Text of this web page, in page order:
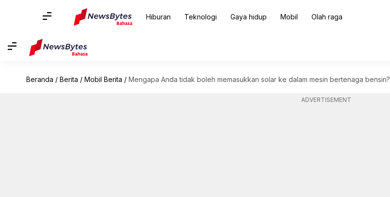
Hiburan Teknologi Gaya hidup Mobil Olah raga
Beranda / Berita / Mobil Berita / Mengapa Anda tidak boleh memasukkan solar ke dalam mesin bertenaga bensin?
ADVERTISEMENT